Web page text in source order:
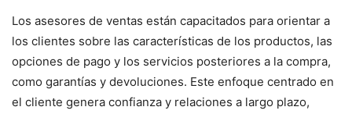
Los asesores de ventas están capacitados para orientar a
los clientes sobre las características de los productos, las
opciones de pago y los servicios posteriores a la compra,
como garantías y devoluciones. Este enfoque centrado en
el cliente genera confianza y relaciones a largo plazo,